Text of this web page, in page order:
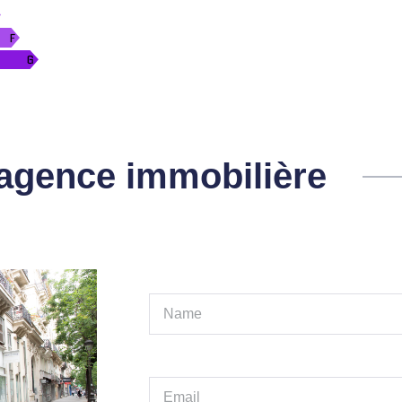
immobilière